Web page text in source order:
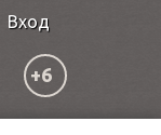
Вход
+6